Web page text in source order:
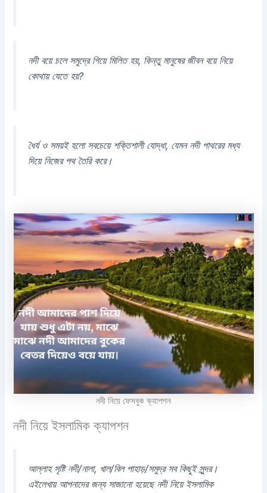
নদী বয়ে চলে সমুদ্রে গিয়ে মিলিত হয়, কিন্তু মানুষের জীবন বয়ে নিয়ে
কোথায় যেতে হয়?
ধৈর্য ও সময়ই হলো সবচেয়ে শক্তিশালী যোদ্ধা, যেমন নদী পাথরের মধ্য
দিয়ে নিজের পথ তৈরি করে।
নদী নিয়ে ফেসবুক ক্যাপশন
নদী নিয়ে ইসলামিক ক্যাপশন
আল্লাহ সৃষ্টি নদী/নালা, খাল/বিল পাহাড়/সমুদ্র সব কিছুই সুন্দর।
এইলেখায় আপনাদের জন্য সাজানো হয়েছে নদী নিয়ে ইসলামিক